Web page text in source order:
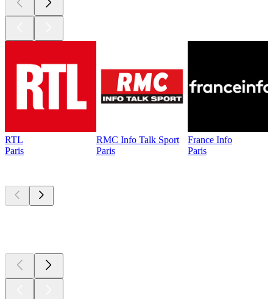
RTL
Paris
RMC Info Talk Sport
Paris
France Info
Paris